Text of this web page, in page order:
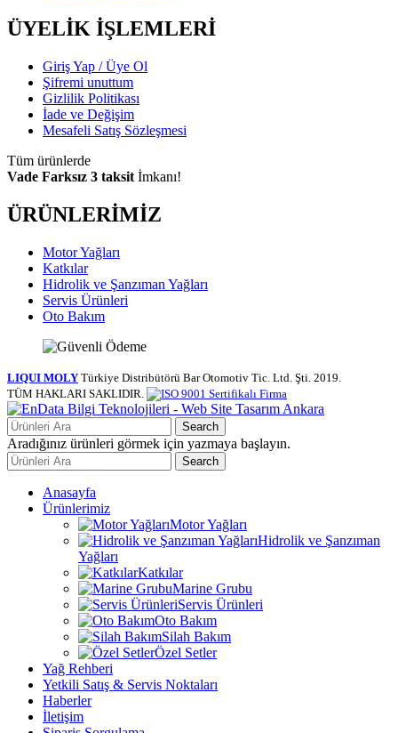
ÜYELİK İŞLEMLERİ
Giriş Yap / Üye Ol
Şifremi unuttum
Gizlilik Politikası
İade ve Değişim
Mesafeli Satış Sözleşmesi
Tüm ürünlerde
Vade Farksız 3 taksit İmkanı!
ÜRÜNLERİMİZ
Motor Yağları
Katkılar
Hidrolik ve Şanzıman Yağları
Servis Ürünleri
Oto Bakım
LIQUI MOLY Türkiye Distribütörü Bar Otomotiv Tic. Ltd. Şti. 2019.
TÜM HAKLARI SAKLIDIR.
Search
Aradığınız ürünleri görmek için yazmaya başlayın.
Search
Anasayfa
Ürünlerimiz
Motor Yağları
Hidrolik ve Şanzıman
Yağları
Katkılar
Marine Grubu
Servis Ürünleri
Oto Bakım
Silah Bakım
Özel Setler
Yağ Rehberi
Yetkili Satış & Servis Noktaları
Haberler
İletişim